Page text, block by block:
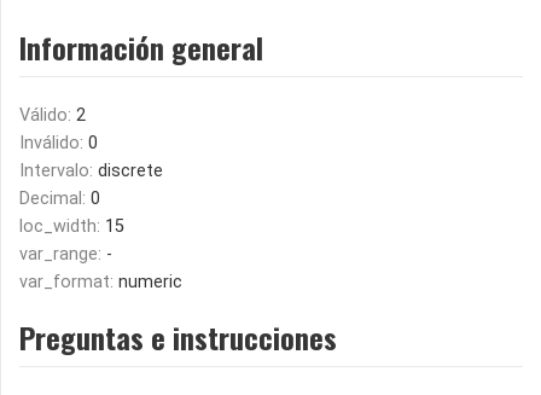
Información general
Válido: 2
Inválido: 0
Intervalo: discrete
Decimal: 0
loc_width: 15
var_range: -
var_format: numeric
Preguntas e instrucciones